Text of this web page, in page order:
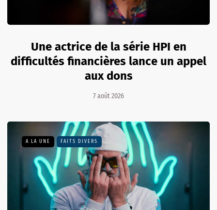
Une actrice de la série HPI en
difficultés financières lance un appel
aux dons
7 août 2026
A LA UNE FAITS DIVERS